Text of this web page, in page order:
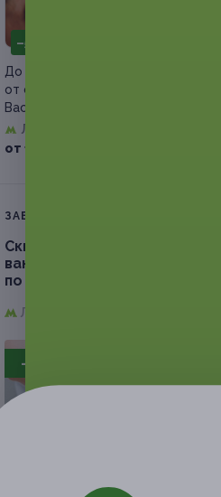
–50%
До 7 сеансов массажа
от специалиста по массажу
Василе Резника
Люблино
от 1 500 руб.
ЗАВЕРШЁННАЯ АКЦИЯ
Скидка до 90%.
вакуумно-роликового
по массажу Василе Резника
Люблино,
- 90%